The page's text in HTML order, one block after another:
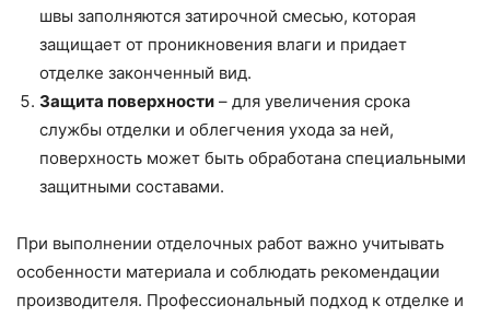
швы заполняются затирочной смесью, которая
защищает от проникновения влаги и придает
отделке законченный вид.
Защита поверхности – для увеличения срока
службы отделки и облегчения ухода за ней,
поверхность может быть обработана специальными
защитными составами.
При выполнении отделочных работ важно учитывать
особенности материала и соблюдать рекомендации
производителя. Профессиональный подход к отделке и